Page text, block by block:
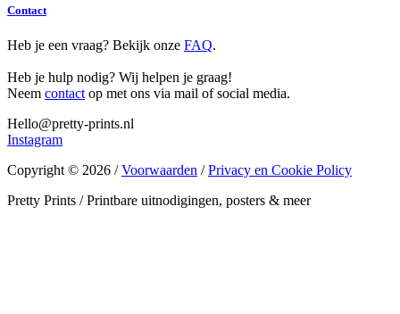
Contact
Heb je een vraag? Bekijk onze FAQ.
Heb je hulp nodig? Wij helpen je graag!
Neem contact op met ons via mail of social media.
Hello@pretty-prints.nl
Instagram
Copyright © 2026 /Voorwaarden /Privacy en Cookie Policy
Pretty Prints / Printbare uitnodigingen, posters & meer